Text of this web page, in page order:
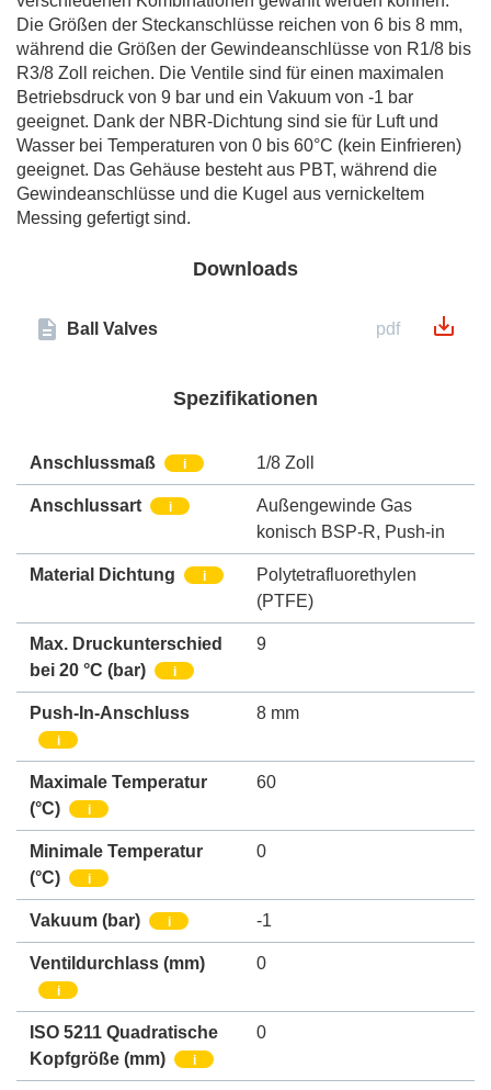
Die Größen der Steckanschlüsse reichen von 6 bis 8 mm,
während die Größen der Gewindeanschlüsse von R1/8 bis
R3/8 Zoll reichen. Die Ventile sind für einen maximalen
Betriebsdruck von 9 bar und ein Vakuum von -1 bar
geeignet. Dank der NBR-Dichtung sind sie für Luft und
Wasser bei Temperaturen von 0 bis 60°C (kein Einfrieren)
geeignet. Das Gehäuse besteht aus PBT, während die
Gewindeanschlüsse und die Kugel aus vernickeltem
Messing gefertigt sind.
Downloads
Ball Valves pdf
Spezifikationen
Anschlussmaß i 1/8 Zoll
Anschlussart i
Außengewinde Gas
konisch BSP-R, Push-in
Material Dichtung i
Polytetrafluorethylen
(PTFE)
Max. Druckunterschied
bei 20 °C (bar)
i
9
Push-In-Anschluss
i
8 mm
Maximale Temperatur
(°C)
i
60
Minimale Temperatur
(°C)
i
0
Vakuum (bar) i -1
Ventildurchlass (mm)
i
0
ISO 5211 Quadratische
Kopfgröße (mm) i
0